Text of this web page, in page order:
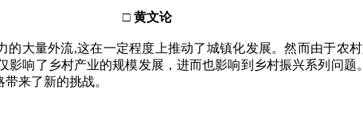
□ 黄文论
量外流,这在一定程度上推动了城镇化发展。然而由于农
影响了乡村产业的规模发展，进而也影响到乡村振兴系列问
来了新的挑战。